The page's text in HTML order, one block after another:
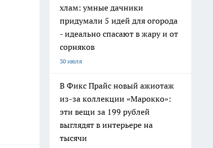
хлам: умные дачники
придумали 5 идей для огорода
- идеально спасают в жару и от
сорняков
30 июля
В Фикс Прайс новый ажиотаж
из-за коллекции «Марокко»:
эти вещи за 199 рублей
выглядят в интерьере на
тысячи